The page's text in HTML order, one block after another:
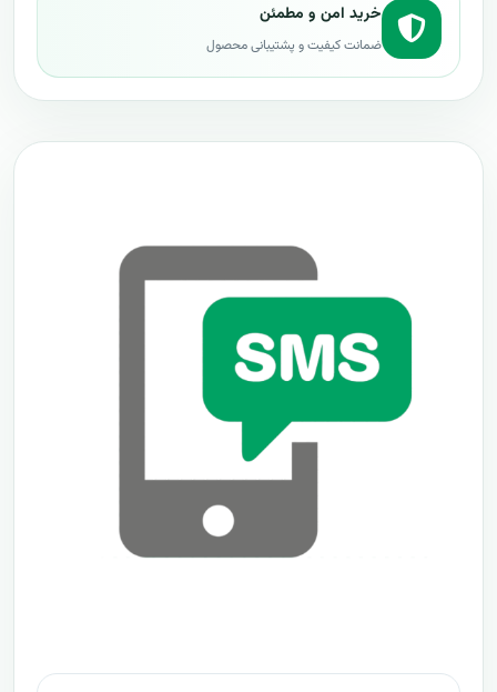
خرید امن و مطمئن
ضمانت کیفیت و پشتیبانی محصول